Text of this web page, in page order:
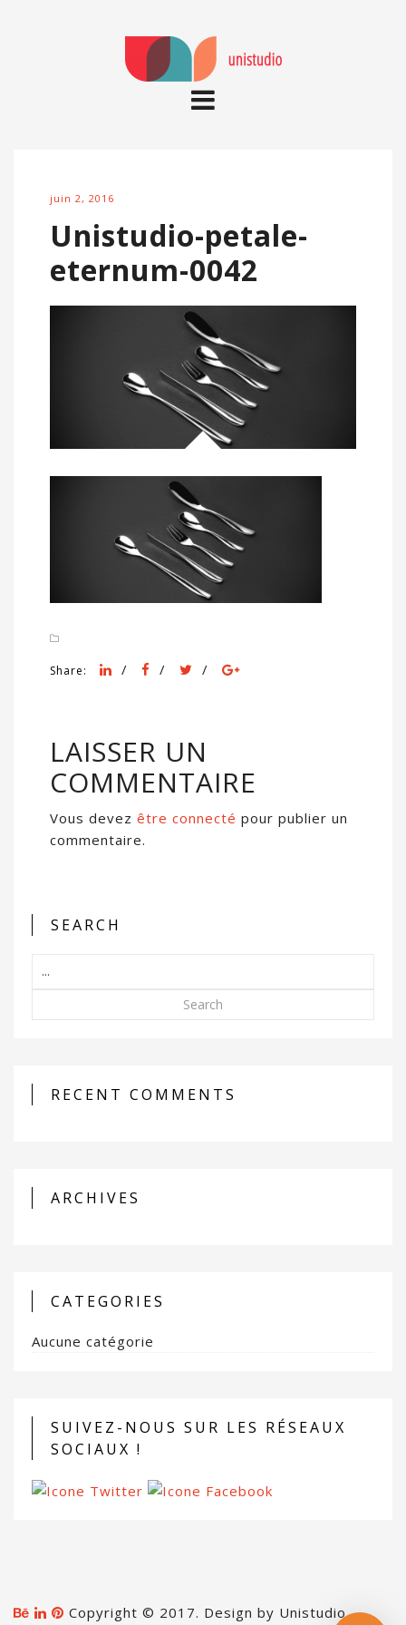
juin 2, 2016
Unistudio-petale-
eternum-0042
Share: / / /
LAISSER UN
COMMENTAIRE
Vous devez être connecté pour publier un
commentaire.
SEARCH
Search
RECENT COMMENTS
ARCHIVES
CATEGORIES
Aucune catégorie
SUIVEZ-NOUS SUR LES RÉSEAUX
SOCIAUX !
Copyright © 2017. Design by Unistudio. -